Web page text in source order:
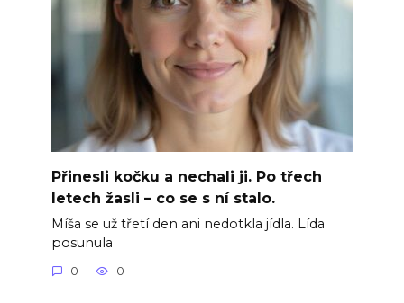
Přinesli kočku a nechali ji. Po třech
letech žasli – co se s ní stalo.
Míša se už třetí den ani nedotkla jídla. Lída
posunula
0 0